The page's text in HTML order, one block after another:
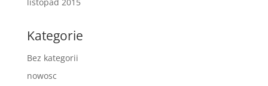
Kategorie
Bez kategorii
nowosc